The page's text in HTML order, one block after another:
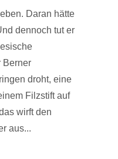
Daran hätte
dennoch tut er
Berner
droht, eine
Filzstift auf
wirft den
aus...